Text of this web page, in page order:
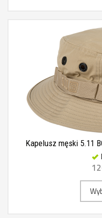
Kapelusz męski 5.11